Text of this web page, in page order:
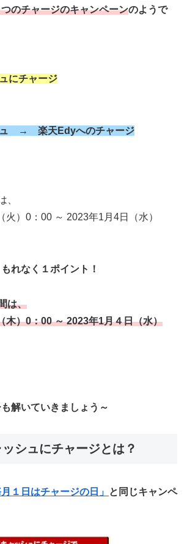
のチャージのキャンペーンのようで
にチャージ
ュ → 楽天Edyへのチャージ
、
火）0：00 ～ 2023年1月4日（水）
れなく１ポイント！
は、
木）0：00 ～ 2023年1月４日（水）
解いていきましょう～
シュにチャージとは？
月１日はチャージの日」 と同じキャンペ